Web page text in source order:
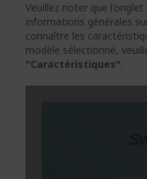
Veuillez noter que l'onglet
informations générales
connaître les
modèle sélectionné,
"Caractéristiques".